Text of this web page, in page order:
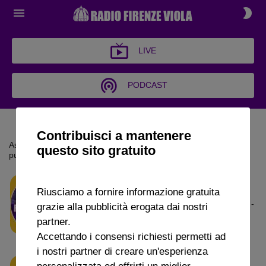
LIVE
PODCAST
PODCAST
Ascolta i principali approfondimenti della settimana. Scarica le
puntate di Radio Firenze Viola
ARCHIVI POLVEROSI
10 GENNAIO 2025 55m 34s
Archivi Polverosi -
Puntata 17 (10 Gennaio 2025)
Contribuisci a mantenere
questo sito gratuito
Riusciamo a fornire informazione gratuita
grazie alla pubblicità erogata dai nostri
partner.
Accettando i consensi richiesti permetti ad
i nostri partner di creare un'esperienza